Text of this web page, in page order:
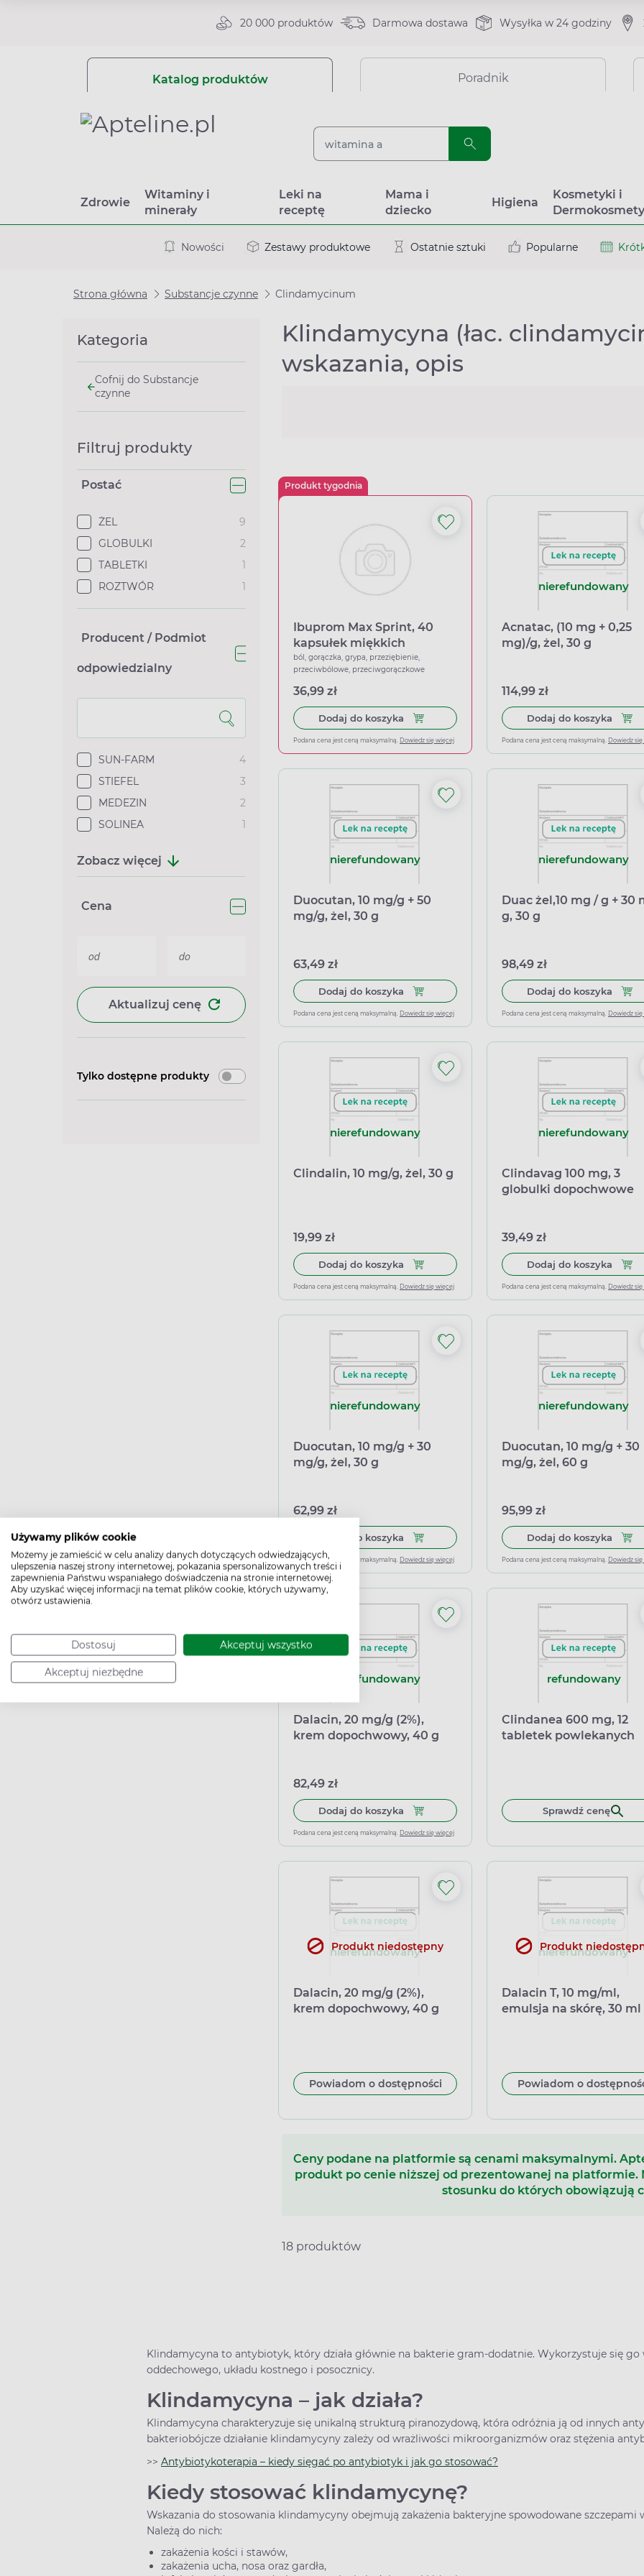
Używamy plików cookie
Możemy je zamieścić w celu analizy danych dotyczących odwiedzających,
ulepszenia naszej strony internetowej, pokazania spersonalizowanych treści i
zapewnienia Państwu wspaniałego doświadczenia na stronie internetowej.
Aby uzyskać więcej informacji na temat plików cookie, których używamy,
otwórz ustawienia.
Dostosuj Akceptuj wszystko
Akceptuj niezbędne
20 000 produktów Darmowa dostawa Wysyłka w 24 godziny
Katalog produktów Poradnik
Zdrowie
Witaminy i
minerały
Leki na
receptę
Mama i
dziecko
Higiena
Kosmetyki i
Nowości Zestawy produktowe Ostatnie sztuki Popularne
Strona główna Substancje czynne Clindamycinum
Kategoria
Cofnij do Substancje
czynne
Filtruj produkty
Postać
ŻEL
9
GLOBULKI
2
TABLETKI
1
ROZTWÓR
1
Producent / Podmiot
odpowiedzialny
SUN-FARM
4
STIEFEL
3
MEDEZIN
2
SOLINEA
1
Zobacz więcej
Cena
Aktualizuj cenę
Tylko dostępne produkty
Klindamycyna (łac.
wskazania, opis
Produkt tygodnia
Ibuprom Max Sprint, 40
kapsułek miękkich
ból, gorączka, grypa, przeziębienie,
przeciwbólowe, przeciwgorączkowe
36,99 zł
Dodaj do koszyka Dodaj do koszyka Ibuprom Max Sprint, 40
Podana cena jest ceną maksymalną. Dowiedz się więcej
nierefundowany
Acnatac, (10 mg + 0,25
mg)/g, żel, 30 g
114,99 zł
Dodaj do koszyka
Podana cena jest ceną maksymalną. Dowiedz
nierefundowany
Duocutan, 10 mg/g + 50
mg/g, żel, 30 g
63,49 zł
Dodaj do koszyka Dodaj do koszyka Duocutan, 10 mg/g + 50 mg/g,
Podana cena jest ceną maksymalną. Dowiedz się więcej
nierefundowany
Duac żel,10 mg / g + 30
g, 30 g
98,49 zł
Dodaj do koszyka
Podana cena jest ceną maksymalną. Dowiedz
nierefundowany
Clindalin, 10 mg/g, żel, 30 g
19,99 zł
Dodaj do koszyka Dodaj do koszyka Clindalin, 10 mg/g, żel, 30 g
Podana cena jest ceną maksymalną. Dowiedz się więcej
nierefundowany
Clindavag 100 mg, 3
globulki dopochwowe
39,49 zł
Dodaj do koszyka
Podana cena jest ceną maksymalną. Dowiedz
nierefundowany
Duocutan, 10 mg/g + 30
mg/g, żel, 30 g
62,99 zł
Dodaj do koszyka Dodaj do koszyka Duocutan, 10 mg/g + 30 mg/g,
Podana cena jest ceną maksymalną. Dowiedz się więcej
nierefundowany
Duocutan, 10 mg/g + 30
mg/g, żel, 60 g
95,99 zł
Dodaj do koszyka
Podana cena jest ceną maksymalną. Dowiedz
nierefundowany
Dalacin, 20 mg/g (2%),
krem dopochwowy, 40 g
82,49 zł
Dodaj do koszyka Dodaj do koszyka Dalacin, 20 mg/g (2%), krem
Podana cena jest ceną maksymalną. Dowiedz się więcej
refundowany
Clindanea 600 mg, 12
tabletek powlekanych
Sprawdź cenę
nierefundowany
Produkt niedostępny
Dalacin, 20 mg/g (2%),
krem dopochwowy, 40 g
Powiadom o dostępności
nierefundowany
Produkt
Dalacin T, 10 mg/ml,
emulsja na skórę, 30 ml
Powiadom o
Ceny podane na platformie są cenami maksymalnymi.
produkt po cenie niższej od prezentowanej na
stosunku do których obowiązują
18 produktów
Klindamycyna to antybiotyk, który działa głównie na bakterie gram-dodatnie. Wykorzystuje się go
oddechowego, układu kostnego i posocznicy.
Klindamycyna – jak działa?
Klindamycyna charakteryzuje się unikalną strukturą piranozydową, która odróżnia ją od innych
bakteriobójcze działanie klindamycyny zależy od wrażliwości mikroorganizmów oraz stężenia
>> Antybiotykoterapia – kiedy sięgać po antybiotyk i jak go stosować?
Kiedy stosować klindamycynę?
Wskazania do stosowania klindamycyny obejmują zakażenia bakteryjne spowodowane
Należą do nich:
zakażenia kości i stawów,
zakażenia ucha, nosa oraz gardła,